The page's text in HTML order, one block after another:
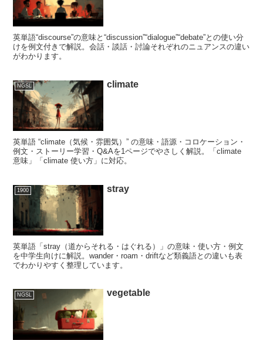
英単語“discourse”の意味と“discussion”“dialogue”“debate”との使い分
けを例文付きで解説。会話・談話・討論それぞれのニュアンスの違い
がわかります。
NGSL climate
英単語 “climate（気候・雰囲気）” の意味・語源・コロケーション・
例文・ストーリー学習・Q&Aを1ページでやさしく解説。「climate
意味」「climate 使い方」に対応。
1900 stray
英単語「stray（道からそれる・はぐれる）」の意味・使い方・例文
を中学生向けに解説。wander・roam・driftなど類義語との違いも表
でわかりやすく整理しています。
NGSL vegetable